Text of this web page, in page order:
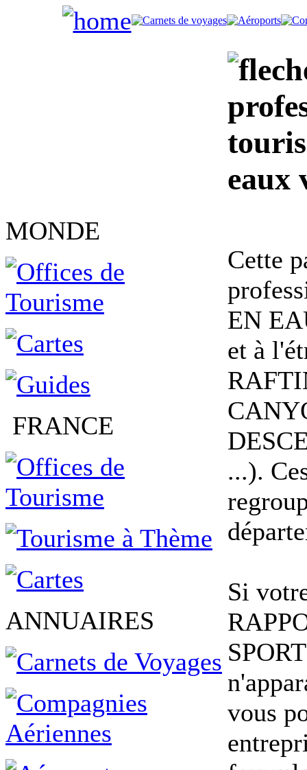
MONDE
FRANCE
ANNUAIRES
eaux
Cette
EN
et à
...).
Si
vous